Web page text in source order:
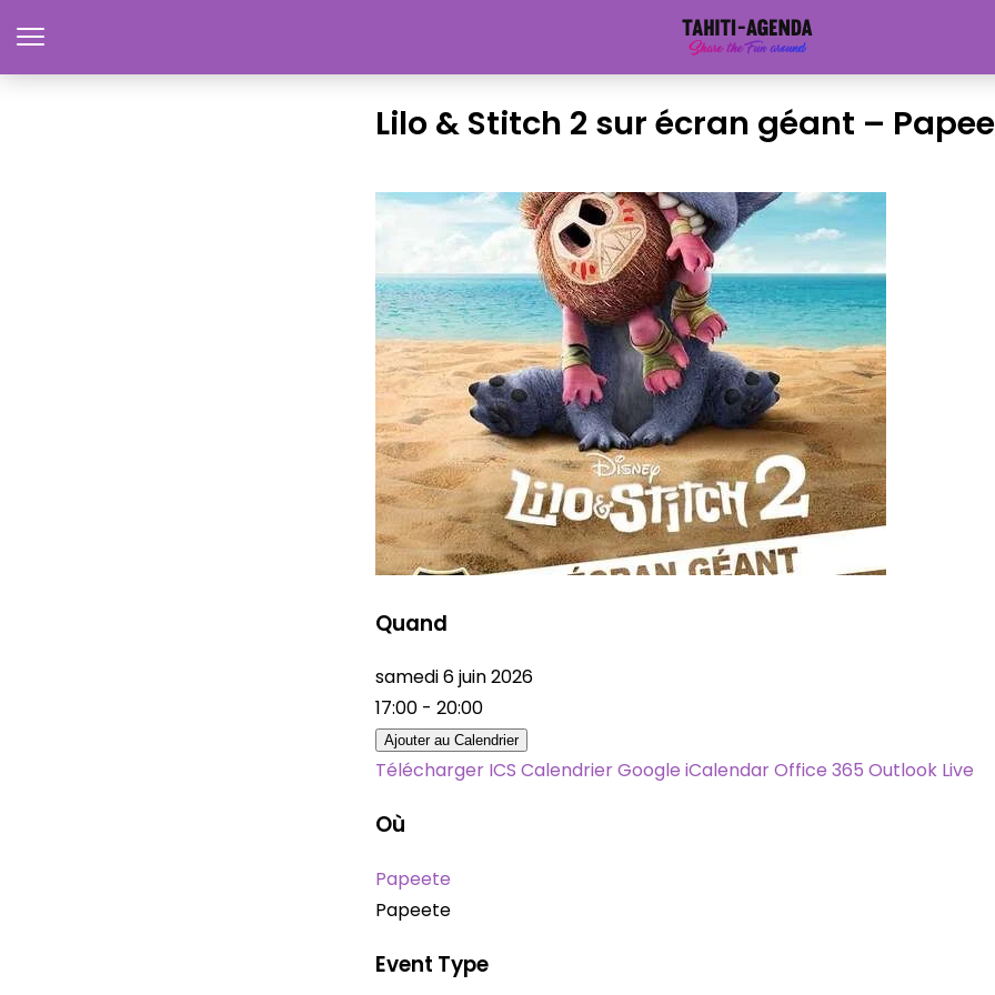
Lilo & Stitch 2 sur écran géant –
Quand
samedi 6 juin 2026
17:00 - 20:00
Ajouter au Calendrier
Télécharger ICS Calendrier Google iCalendarOffice 365 Outlook Live
Où
Papeete
Papeete
Event Type